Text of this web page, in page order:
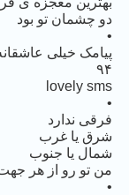
دو چشمان تو بود
•
پیامک خیلی عاشقانه
۹۴
lovely sms
•
فرقی ندارد
شرق یا غرب
شمال یا جنوب
من تو رو از هر
•